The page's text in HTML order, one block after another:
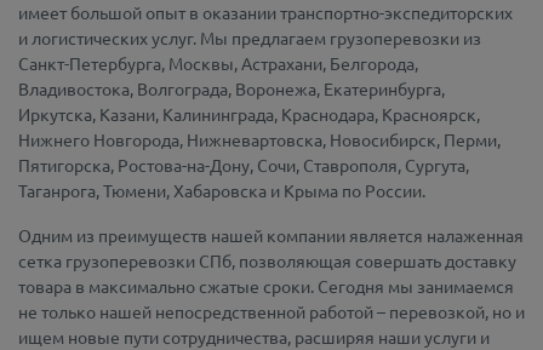
имеет большой опыт в оказании транспортно-экспедиторских
и логистических услуг. Мы предлагаем грузоперевозки из
Санкт-Петербурга, Москвы, Астрахани, Белгорода,
Владивостока, Волгограда, Воронежа, Екатеринбурга,
Иркутска, Казани, Калининграда, Краснодара, Красноярск,
Нижнего Новгорода, Нижневартовска, Новосибирск, Перми,
Пятигорска, Ростова-на-Дону, Сочи, Ставрополя, Сургута,
Таганрога, Тюмени, Хабаровска и Крыма по России.
Одним из преимуществ нашей компании является налаженная
сетка грузоперевозки СПб, позволяющая совершать доставку
товара в максимально сжатые сроки. Сегодня мы занимаемся
не только нашей непосредственной работой – перевозкой, но и
ищем новые пути сотрудничества, расширяя наши услуги и